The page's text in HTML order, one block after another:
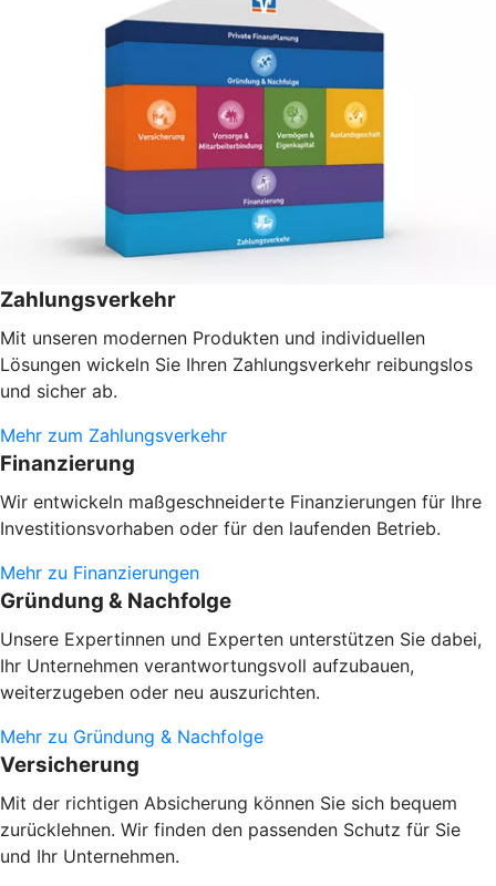
Zahlungsverkehr
Mit unseren modernen Produkten und individuellen
Lösungen wickeln Sie Ihren Zahlungsverkehr reibungslos
und sicher ab.
Mehr zum Zahlungsverkehr
Finanzierung
Wir entwickeln maßgeschneiderte Finanzierungen für Ihre
Investitionsvorhaben oder für den laufenden Betrieb.
Mehr zu Finanzierungen
Gründung & Nachfolge
Unsere Expertinnen und Experten unterstützen Sie dabei,
Ihr Unternehmen verantwortungsvoll aufzubauen,
weiterzugeben oder neu auszurichten.
Mehr zu Gründung & Nachfolge
Versicherung
Mit der richtigen Absicherung können Sie sich bequem
zurücklehnen. Wir finden den passenden Schutz für Sie
und Ihr Unternehmen.